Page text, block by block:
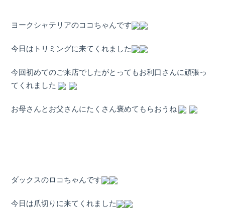
ヨークシャテリアのココちゃんです
今日はトリミングに来てくれました
今回初めてのご来店でしたがとってもお利口さんに頑張っ
てくれました
お母さんとお父さんにたくさん褒めてもらおうね
ダックスのロコちゃんです
今日は爪切りに来てくれました